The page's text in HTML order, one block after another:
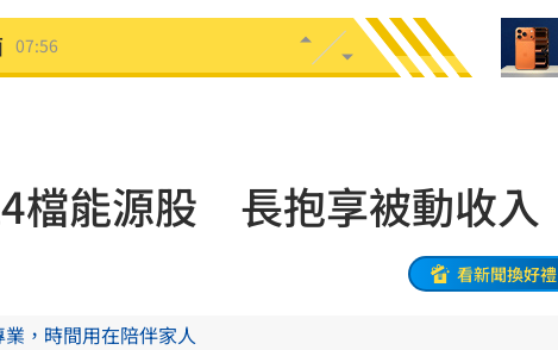
07:56
07:53檔能源股 長抱享被動收入
看新聞換好禮
，時間用在陪伴家人